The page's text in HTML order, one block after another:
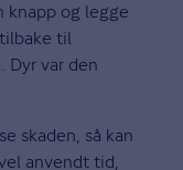
knapp og legge
til
Dyr var den
skaden, så kan
anvendt tid,